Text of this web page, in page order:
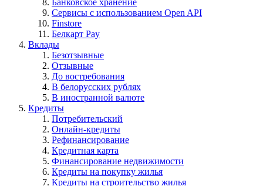
Банковское хранение
Сервисы с использованием Open API
Finstore
Белкарт Pay
Вклады
Безотзывные
Отзывные
До востребования
В белорусских рублях
В иностранной валюте
Кредиты
Потребительский
Онлайн-кредиты
Рефинансирование
Кредитная карта
Финансирование недвижимости
Кредиты на покупку жилья
Кредиты на строительство жилья